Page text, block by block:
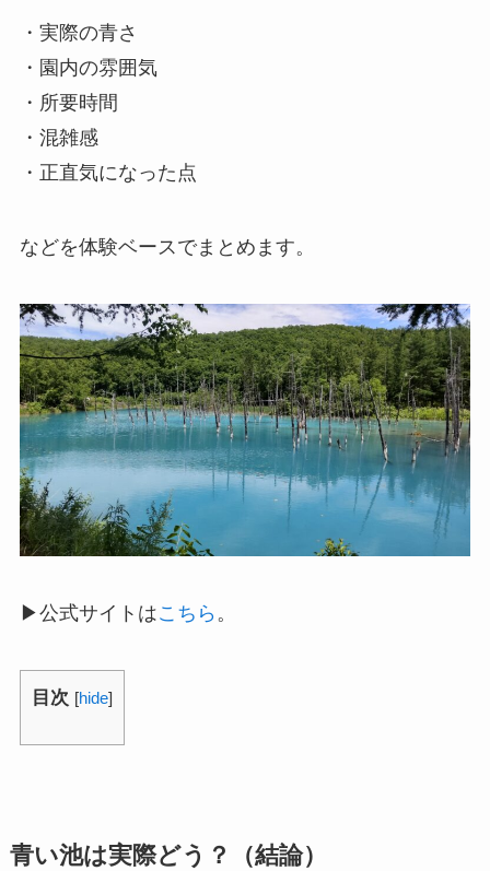
・実際の青さ
・園内の雰囲気
・所要時間
・混雑感
・正直気になった点
などを体験ベースでまとめます。
▶公式サイトはこちら 。
目次 [hide]
青い池は実際どう？（結論）